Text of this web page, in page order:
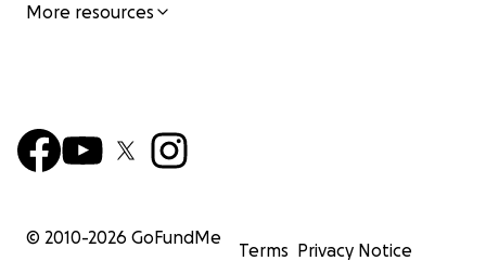
More resources
© 2010-2026 GoFundMe
Terms Privacy Notice